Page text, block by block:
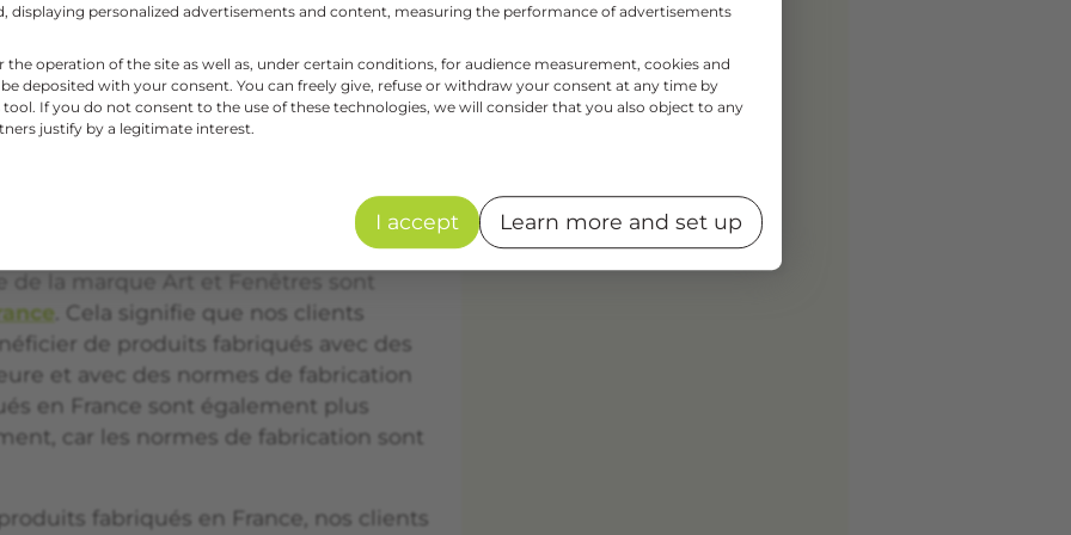
et Fenêtres sont conçues pour réduire
serre.
Cela permet à nos clients de
en optant pour les menuiseries
Art et Fenêtres.
mentionnées précédemment,
de la marque Art et Fenêtres sont
. Cela signifie que nos clients
de produits fabriqués avec des
et avec des normes de fabrication
en France sont également plus
car les normes de fabrication sont
fabriqués en France, nos clients
displaying personalized advertisements and content, measuring the performance of advertisements
the operation of the site as well as, under certain conditions, for audience measurement, cookies and
deposited with your consent. You can freely give, refuse or withdraw your consent at any time by
If you do not consent to the use of these technologies, we will consider that you also object to any
justify by a legitimate interest.
I accept Learn more and set up